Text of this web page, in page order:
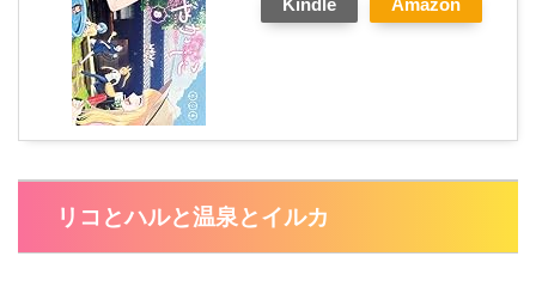
Kindle Amazon
リコとハルと温泉とイルカ